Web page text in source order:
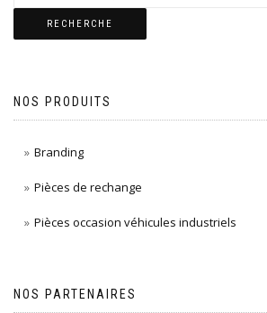
RECHERCHE
NOS PRODUITS
Branding
Pièces de rechange
Pièces occasion véhicules industriels
NOS PARTENAIRES